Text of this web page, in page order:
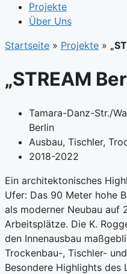
Projekte
Über Uns
Startseite » Projekte »
„STREAM
Tamara-Danz-Str./
Berlin
Ausbau, Tischler,
2018-2022
Ein architektonisches
Ufer: Das 90 Meter hohe
als moderner Neubau auf
Arbeitsplätze. Die K.
den Innenausbau
Trockenbau-, Tischler-
Besondere Highlights des